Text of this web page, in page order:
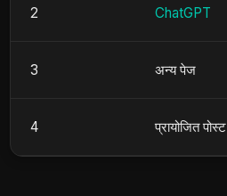
2 ChatGPT
3 अन्य पेज
4 प्रायोजित पोस्ट